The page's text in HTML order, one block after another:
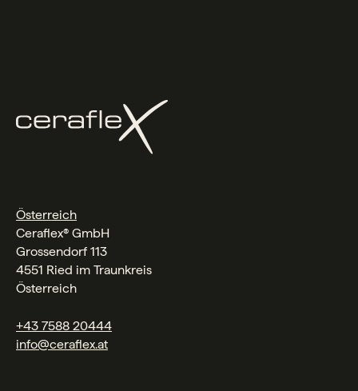
Österreich
Ceraflex® GmbH
Grossendorf 113
4551 Ried im Traunkreis
Österreich
+43 7588 20444
info@ceraflex.at